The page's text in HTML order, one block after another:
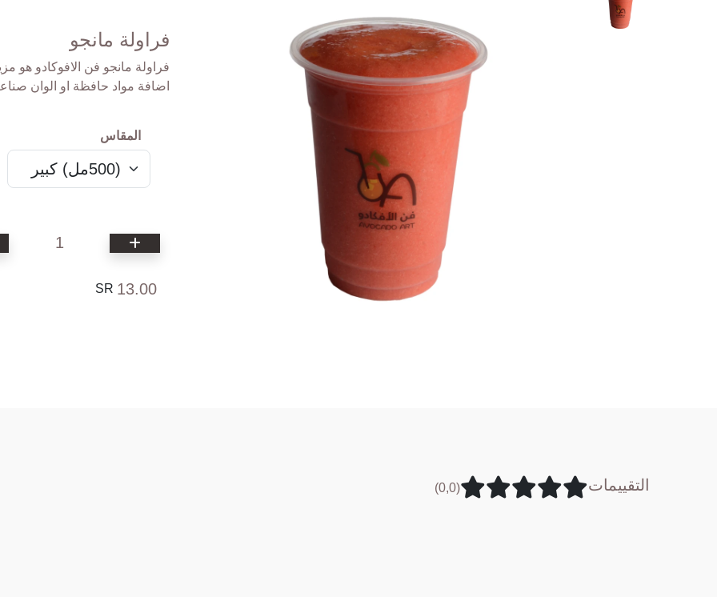
فراولة مانجو
فراولة مانجو فن الافوكادو هو
اضافة مواد حافظة او الوان
المقاس
1
13.00
SR
التقييمات (0,0)